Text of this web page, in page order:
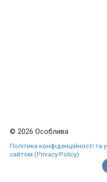
© 2026 Особлива
Політика конфіденційності
сайтом (Privacy Policy)